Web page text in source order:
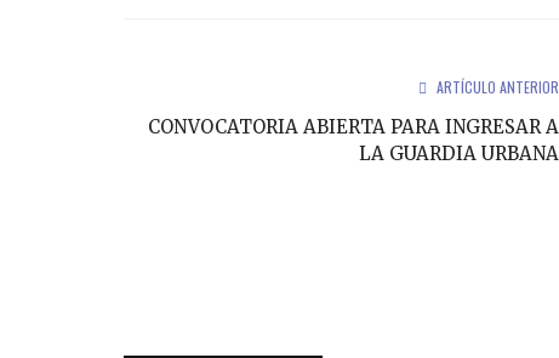
ARTÍCULO ANTERIOR
CONVOCATORIA ABIERTA PARA INGRESAR A
LA GUARDIA URBANA